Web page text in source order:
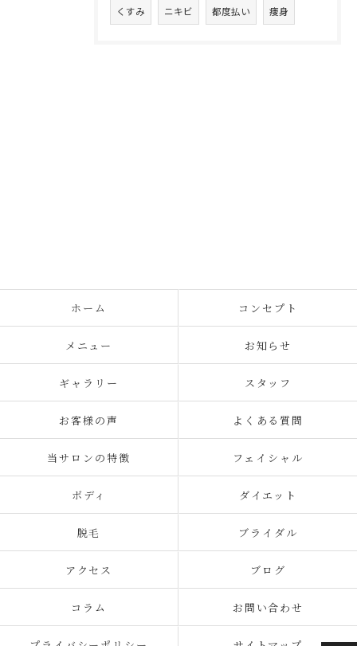
くすみ ニキビ 都度払い 痩身
ホーム コンセプト
メニュー お知らせ
ギャラリー スタッフ
お客様の声 よくある質問
当サロンの特徴 フェイシャル
ボディ ダイエット
脱毛 ブライダル
アクセス ブログ
コラム お問い合わせ